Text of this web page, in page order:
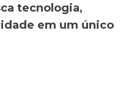
tecnologia,
em um único